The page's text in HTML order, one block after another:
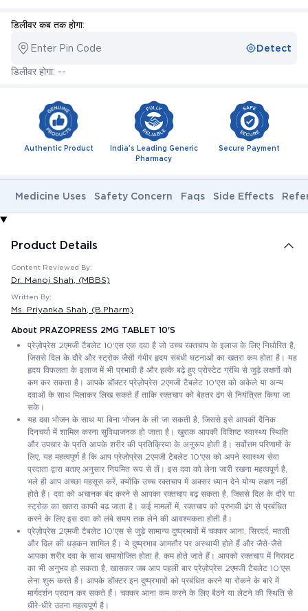
डिलीवर कब तक होगा:
Enter Pin Code Detect
डिलीवर होगा: --
Authentic Product
India's Leading Generic
Pharmacy
Secure Payment
Medicine Uses Safety Concern Faqs Side Effects
Product Details
Content Reviewed By:
Dr. Manoj Shah , (MBBS)
Written By:
Ms. Priyanka Shah , (B.Pharm)
About PRAZOPRESS 2MG TABLET 10'S
प्रेज़ोप्रेस 2एमजी टैबलेट 10'एस एक दवा है जो उच्च रक्तचाप के इलाज के लिए निर्धारित है,
जिससे दिल के दौरे और स्ट्रोक जैसी गंभीर हृदय संबंधी घटनाओं का खतरा कम होता है। यह
हृदय विफलता के इलाज में भी प्रभावी है और हल्के बढ़े हुए प्रोस्टेट ग्रंथि से जुड़े लक्षणों को
कम कर सकता है। आपके डॉक्टर प्रेज़ोप्रेस 2एमजी टैबलेट 10'एस को अकेले या अन्य
दवाओं के साथ मिलाकर लिख सकते हैं ताकि रक्तचाप को बेहतर ढंग से नियंत्रित किया जा
सके।
यह दवा भोजन के साथ या बिना भोजन के ली जा सकती है, जिससे इसे आपकी दैनिक
दिनचर्या में शामिल करना सुविधाजनक हो जाता है। खुराक आपकी विशिष्ट स्वास्थ्य स्थिति
और उपचार के प्रति आपके शरीर की प्रतिक्रिया के अनुरूप होती है। सर्वोत्तम परिणामों के
लिए, यह महत्वपूर्ण है कि आप प्रेज़ोप्रेस 2एमजी टैबलेट 10'एस को अपने स्वास्थ्य सेवा
प्रदाता द्वारा बताए अनुसार नियमित रूप से लें। इस दवा को लेना जारी रखना महत्वपूर्ण है,
भले ही आप अच्छा महसूस करें, क्योंकि उच्च रक्तचाप में अक्सर ध्यान देने योग्य लक्षण नहीं
होते हैं। दवा को अचानक बंद करने से आपका रक्तचाप बढ़ सकता है, जिससे दिल के दौरे या
स्ट्रोक का खतरा काफी बढ़ जाता है। कई मामलों में, रक्तचाप को प्रभावी ढंग से प्रबंधित
करने के लिए इस दवा को लंबे समय तक लेने की आवश्यकता होती है।
प्रेज़ोप्रेस 2एमजी टैबलेट 10'एस से जुड़े सामान्य दुष्प्रभावों में चक्कर आना, सिरदर्द, मतली
और दिल की धड़कन शामिल हैं। ये दुष्प्रभाव आमतौर पर अस्थायी होते हैं और जैसे-जैसे
आपका शरीर दवा के साथ समायोजित होता है, कम होते जाते हैं। आपको रक्तचाप में गिरावट
का भी अनुभव हो सकता है, खासकर जब आप पहली बार प्रेज़ोप्रेस 2एमजी टैबलेट 10'एस
लेना शुरू करते हैं। आपके डॉक्टर इन दुष्प्रभावों को प्रबंधित करने या रोकने के बारे में
मार्गदर्शन प्रदान कर सकते हैं। चक्कर आना कम करने के लिए बैठने या लेटने की स्थिति से
धीरे-धीरे उठना महत्वपूर्ण है।